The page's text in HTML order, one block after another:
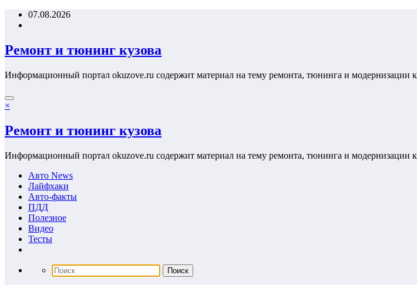
Перейти07.08.2026
Ремонт и тюнинг кузова
Информационный портал okuzove.ru содержит материал на тему ремонта, тюнинга и модернизации
×
Ремонт и тюнинг кузова
Информационный портал okuzove.ru содержит материал на тему ремонта, тюнинга и модернизации
Авто News
Лайфхаки
Авто-факты
ПДД
Полезное
Видео
Тесты